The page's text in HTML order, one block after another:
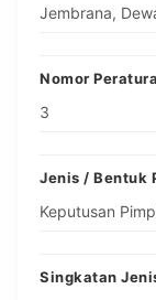
Jembrana,
Nomor
3
Jenis / Bentuk
Keputusan
Singkatan